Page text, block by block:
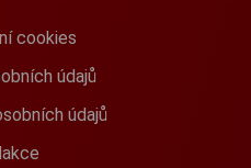
cookies
údajů
údajů